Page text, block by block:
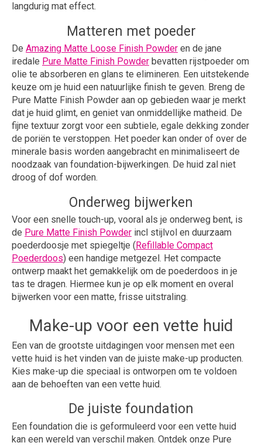
langdurig mat effect.
Matteren met poeder
De Amazing Matte Loose Finish Powder en de jane
iredale Pure Matte Finish Powder bevatten rijstpoeder om
olie te absorberen en glans te elimineren. Een uitstekende
keuze om je huid een natuurlijke finish te geven. Breng de
Pure Matte Finish Powder aan op gebieden waar je merkt
dat je huid glimt, en geniet van onmiddellijke matheid. De
fijne textuur zorgt voor een subtiele, egale dekking zonder
de poriën te verstoppen. Het poeder kan onder of over de
minerale basis worden aangebracht en minimaliseert de
noodzaak van foundation-bijwerkingen. De huid zal niet
droog of dof worden.
Onderweg bijwerken
Voor een snelle touch-up, vooral als je onderweg bent, is
de Pure Matte Finish Powder incl stijlvol en duurzaam
poederdoosje met spiegeltje ( Refillable Compact
Poederdoos) een handige metgezel. Het compacte
ontwerp maakt het gemakkelijk om de poederdoos in je
tas te dragen. Hiermee kun je op elk moment en overal
bijwerken voor een matte, frisse uitstraling.
Make-up voor een vette huid
Een van de grootste uitdagingen voor mensen met een
vette huid is het vinden van de juiste make-up producten.
Kies make-up die speciaal is ontworpen om te voldoen
aan de behoeften van een vette huid.
De juiste foundation
Een foundation die is geformuleerd voor een vette huid
kan een wereld van verschil maken. Ontdek onze Pure